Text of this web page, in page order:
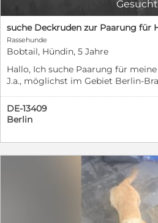
nichts und niemand -Frauchen
interessierte Hinde angebellt -
Leine spazieren, Maji zerrt wie
jeder und alles wird angebellt
haben mit ihr eine sehr entspannte
auch als 2.Hund gehalten werden
Gesucht
suche Deckruden zur Paarung für
Rassehunde
Bobtail, Hündin, 5 Jahre
Hallo, Ich suche Paarung für
J.a., möglichst im Gebiet Berlin-
DE-13409
Berlin